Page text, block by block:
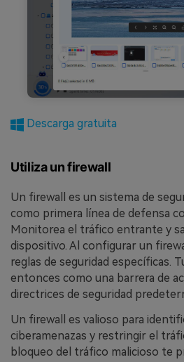
Descarga gratuita
Utiliza un firewall
Un firewall es un sistema de
como primera línea de defensa
Monitorea el tráfico entrante y
dispositivo. Al configurar un
reglas de seguridad específicas.
entonces como una barrera de
directrices de seguridad
Un firewall es valioso para
ciberamenazas y restringir el
bloqueo del tráfico malicioso te